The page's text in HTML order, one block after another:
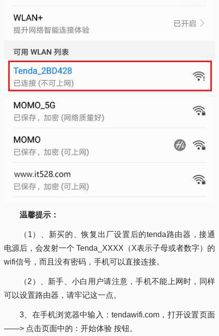
温馨提示：
（1）、新买的、恢复出厂设置后的tenda路由器，接通
电源后，会发射一个 Tenda_XXXX（X表示子母或者数字）的
wifi信号，而且没有密码，手机可以直接连接。
（2）、新手、小白用户请注意，手机不能上网时，同样
可以设置路由器，请牢记这一点。
3、在手机浏览器中输入：tendawifi.com，打开设置页面
——> 点击页面中的：开始体验 按钮。